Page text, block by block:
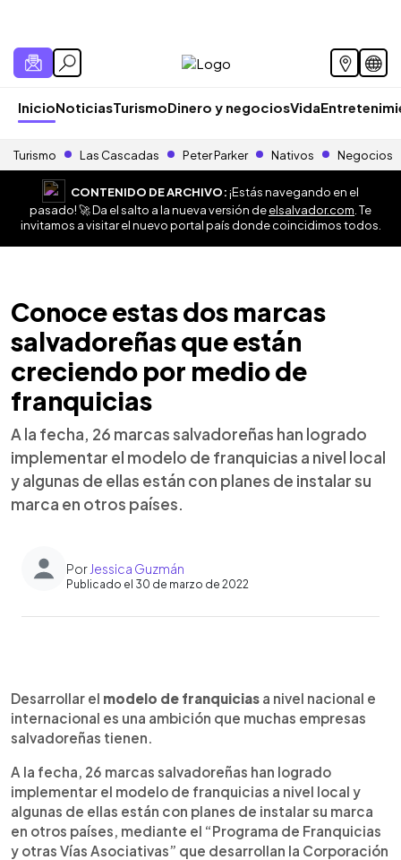
InicioNoticiasTurismoDinero y negociosVida
Turismo Las Cascadas Peter Parker Nativos Negocios
CONTENIDO DE ARCHIVO:¡Estás navegando en el
pasado! 🚀 Da el salto a la nueva versión deelsalvador.com . Te
invitamos a visitar el nuevo portal país donde coincidimos todos.
Conoce estas dos marcas
salvadoreñas que están
creciendo por medio de
franquicias
A la fecha, 26 marcas salvadoreñas han logrado
implementar el modelo de franquicias a nivel local
y algunas de ellas están con planes de instalar su
marca en otros países.
Por Jessica Guzmán
Publicado el 30 de marzo de 2022
► Escuchar artículo
Desarrollar el modelo de franquicias a nivel nacional e
internacional es una ambición que muchas empresas
salvadoreñas tienen.
A la fecha, 26 marcas salvadoreñas han logrado
implementar el modelo de franquicias a nivel local y
algunas de ellas están con planes de instalar su marca
en otros países, mediante el “Programa de Franquicias
y otras Vías Asociativas” que desarrollan la Corporación